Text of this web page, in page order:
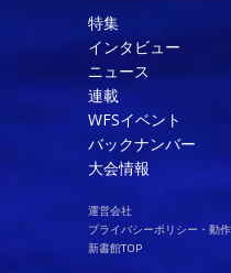
特集
インタビュー
ニュース
連載
WFSイベント
バックナンバー
大会情報
運営会社
プライバシーポリシー・動
新書館TOP